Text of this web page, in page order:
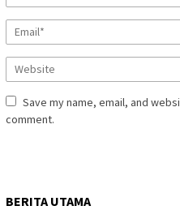
Save my name, email, and
comment.
BERITA UTAMA